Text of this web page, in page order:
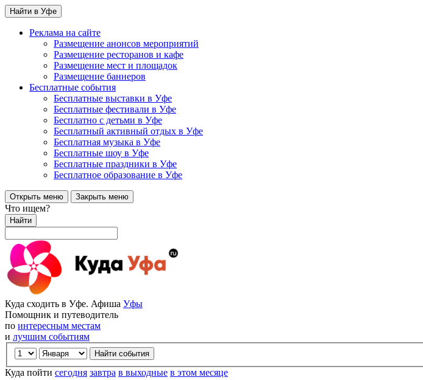
Найти в Уфе
Реклама на сайте
Размещение анонсов мероприятий
Размещение ресторанов и кафе
Размещение мест и площадок
Размещение баннеров
Бесплатные события
Бесплатные выставки в Уфе
Бесплатные фестивали в Уфе
Бесплатно с детьми в Уфе
Бесплатный активный отдых в Уфе
Бесплатная музыка в Уфе
Бесплатные шоу в Уфе
Бесплатные праздники в Уфе
Бесплатное образование в Уфе
Открыть меню Закрыть меню
Что ищем?
Найти
Куда сходить в Уфе. Афиша Уфы
Помощник и путеводитель
по интересным местам
и лучшим событиям
Куда пойти сегодня завтра в выходные в этом месяце